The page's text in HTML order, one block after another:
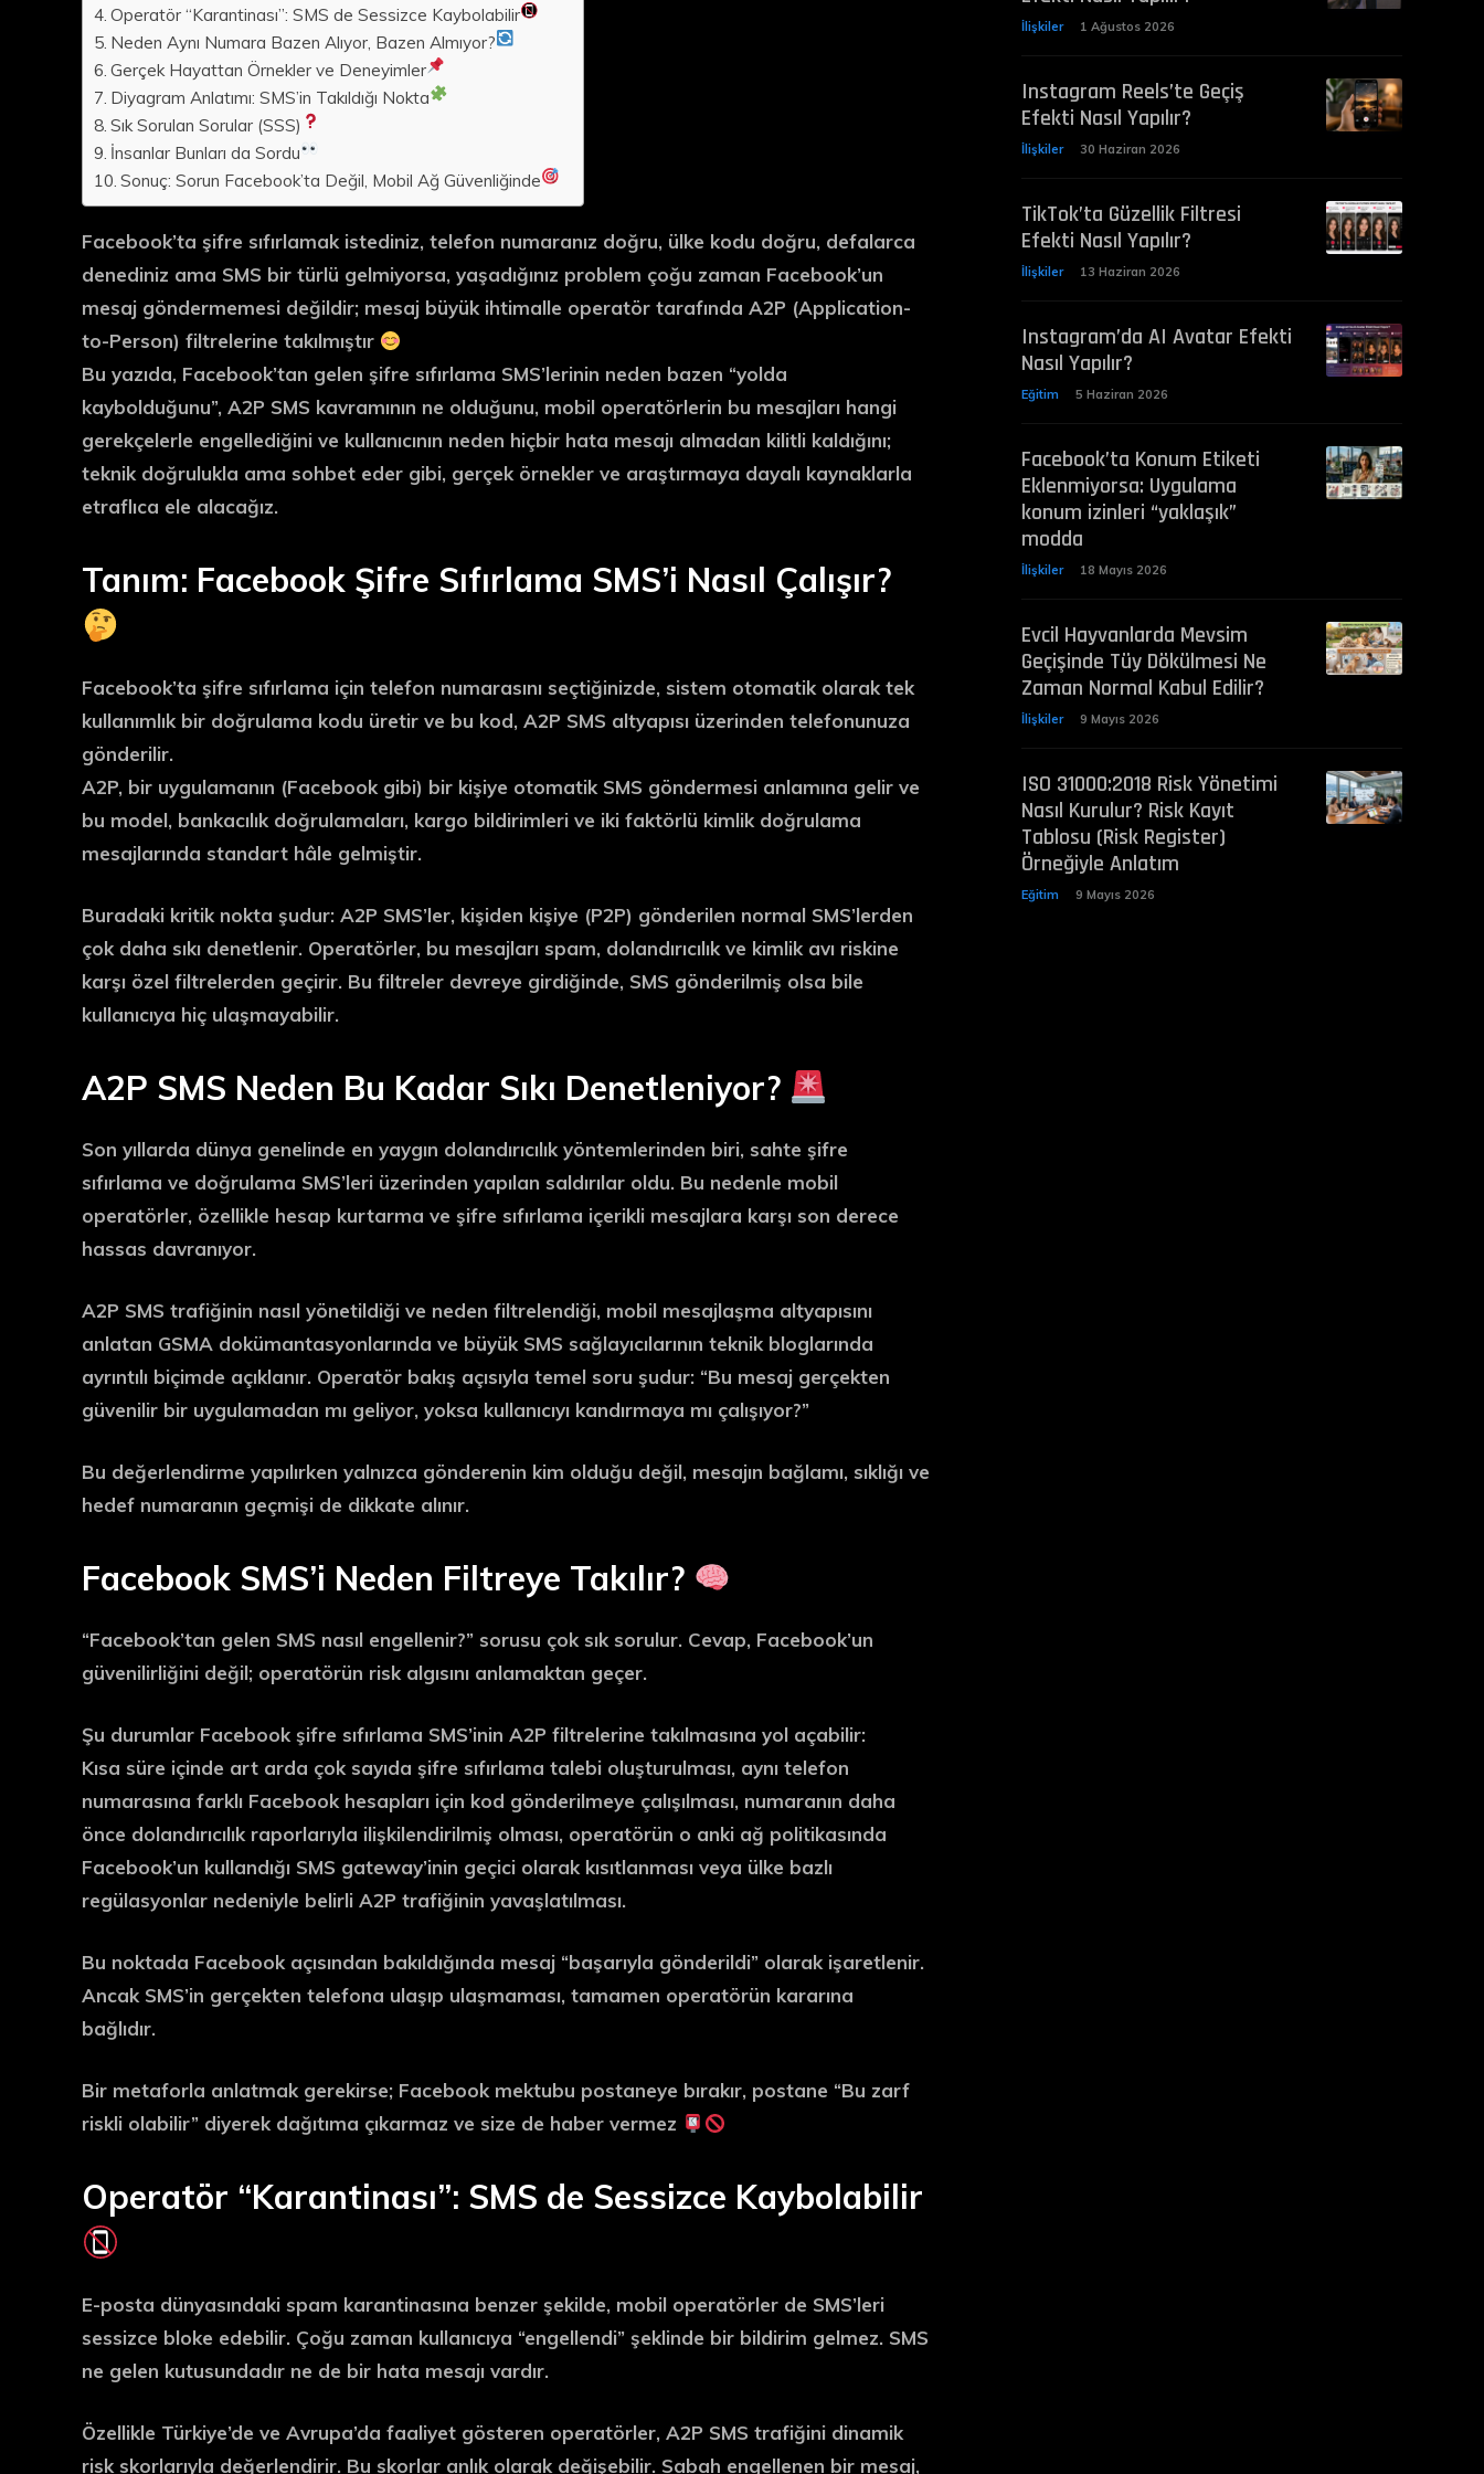
Operatör “Karantinası”: SMS de Sessizce Kaybolabilir
Neden Aynı Numara Bazen Alıyor, Bazen Almıyor?
Gerçek Hayattan Örnekler ve Deneyimler
Diyagram Anlatımı: SMS’in Takıldığı Nokta
Sık Sorulan Sorular (SSS)
İnsanlar Bunları da Sordu
Sonuç: Sorun Facebook’ta Değil, Mobil Ağ Güvenliğinde
Facebook’ta şifre sıfırlamak istediniz, telefon numaranız doğru, ülke kodu doğru, defalarca
denediniz ama SMS bir türlü gelmiyorsa, yaşadığınız problem çoğu zaman Facebook’un
mesaj göndermemesi değildir; mesaj büyük ihtimalle operatör tarafında A2P (Application-
to-Person) filtrelerine takılmıştır
Bu yazıda, Facebook’tan gelen şifre sıfırlama SMS’lerinin neden bazen “yolda
kaybolduğunu”, A2P SMS kavramının ne olduğunu, mobil operatörlerin bu mesajları hangi
gerekçelerle engellediğini ve kullanıcının neden hiçbir hata mesajı almadan kilitli kaldığını;
teknik doğrulukla ama sohbet eder gibi, gerçek örnekler ve araştırmaya dayalı kaynaklarla
etraflıca ele alacağız.
Tanım: Facebook Şifre Sıfırlama SMS’i Nasıl Çalışır?
Facebook’ta şifre sıfırlama için telefon numarasını seçtiğinizde, sistem otomatik olarak tek
kullanımlık bir doğrulama kodu üretir ve bu kod, A2P SMS altyapısı üzerinden telefonunuza
gönderilir.
A2P, bir uygulamanın (Facebook gibi) bir kişiye otomatik SMS göndermesi anlamına gelir ve
bu model, bankacılık doğrulamaları, kargo bildirimleri ve iki faktörlü kimlik doğrulama
mesajlarında standart hâle gelmiştir.
Buradaki kritik nokta şudur: A2P SMS’ler, kişiden kişiye (P2P) gönderilen normal SMS’lerden
çok daha sıkı denetlenir. Operatörler, bu mesajları spam, dolandırıcılık ve kimlik avı riskine
karşı özel filtrelerden geçirir. Bu filtreler devreye girdiğinde, SMS gönderilmiş olsa bile
kullanıcıya hiç ulaşmayabilir.
A2P SMS Neden Bu Kadar Sıkı Denetleniyor?
Son yıllarda dünya genelinde en yaygın dolandırıcılık yöntemlerinden biri, sahte şifre
sıfırlama ve doğrulama SMS’leri üzerinden yapılan saldırılar oldu. Bu nedenle mobil
operatörler, özellikle hesap kurtarma ve şifre sıfırlama içerikli mesajlara karşı son derece
hassas davranıyor.
A2P SMS trafiğinin nasıl yönetildiği ve neden filtrelendiği, mobil mesajlaşma altyapısını
anlatan GSMA dokümantasyonlarında ve büyük SMS sağlayıcılarının teknik bloglarında
ayrıntılı biçimde açıklanır. Operatör bakış açısıyla temel soru şudur: “Bu mesaj gerçekten
güvenilir bir uygulamadan mı geliyor, yoksa kullanıcıyı kandırmaya mı çalışıyor?”
Bu değerlendirme yapılırken yalnızca gönderenin kim olduğu değil, mesajın bağlamı, sıklığı ve
hedef numaranın geçmişi de dikkate alınır.
Facebook SMS’i Neden Filtreye Takılır?
“Facebook’tan gelen SMS nasıl engellenir?” sorusu çok sık sorulur. Cevap, Facebook’un
güvenilirliğini değil; operatörün risk algısını anlamaktan geçer.
Şu durumlar Facebook şifre sıfırlama SMS’inin A2P filtrelerine takılmasına yol açabilir:
Kısa süre içinde art arda çok sayıda şifre sıfırlama talebi oluşturulması, aynı telefon
numarasına farklı Facebook hesapları için kod gönderilmeye çalışılması, numaranın daha
önce dolandırıcılık raporlarıyla ilişkilendirilmiş olması, operatörün o anki ağ politikasında
Facebook’un kullandığı SMS gateway’inin geçici olarak kısıtlanması veya ülke bazlı
regülasyonlar nedeniyle belirli A2P trafiğinin yavaşlatılması.
Bu noktada Facebook açısından bakıldığında mesaj “başarıyla gönderildi” olarak işaretlenir.
Ancak SMS’in gerçekten telefona ulaşıp ulaşmaması, tamamen operatörün kararına
bağlıdır.
Bir metaforla anlatmak gerekirse; Facebook mektubu postaneye bırakır, postane “Bu zarf
riskli olabilir” diyerek dağıtıma çıkarmaz ve size de haber vermez
Operatör “Karantinası”: SMS de Sessizce Kaybolabilir
E-posta dünyasındaki spam karantinasına benzer şekilde, mobil operatörler de SMS’leri
sessizce bloke edebilir. Çoğu zaman kullanıcıya “engellendi” şeklinde bir bildirim gelmez. SMS
ne gelen kutusundadır ne de bir hata mesajı vardır.
Özellikle Türkiye’de ve Avrupa’da faaliyet gösteren operatörler, A2P SMS trafiğini dinamik
risk skorlarıyla değerlendirir. Bu skorlar anlık olarak değişebilir. Sabah engellenen bir mesaj,
İlişkiler 1 Ağustos 2026
Instagram Reels’te Geçiş
Efekti Nasıl Yapılır?
İlişkiler 30 Haziran 2026
TikTok’ta Güzellik Filtresi
Efekti Nasıl Yapılır?
İlişkiler 13 Haziran 2026
Instagram’da AI Avatar Efekti
Nasıl Yapılır?
Eğitim 5 Haziran 2026
Facebook’ta Konum Etiketi
Eklenmiyorsa: Uygulama
konum izinleri “yaklaşık”
modda
İlişkiler 18 Mayıs 2026
Evcil Hayvanlarda Mevsim
Geçişinde Tüy Dökülmesi Ne
Zaman Normal Kabul Edilir?
İlişkiler 9 Mayıs 2026
ISO 31000:2018 Risk Yönetimi
Nasıl Kurulur? Risk Kayıt
Tablosu (Risk Register)
Örneğiyle Anlatım
Eğitim 9 Mayıs 2026